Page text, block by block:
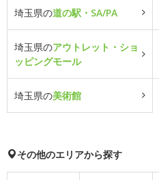
埼玉県の道の駅・SA/PA
埼玉県のアウトレット・ショ
ッピングモール
埼玉県の美術館
その他のエリアから探す